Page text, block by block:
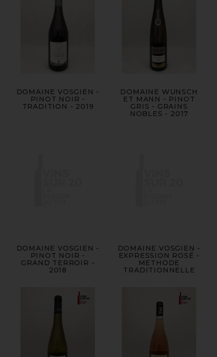
DOMAINE VOSGIEN -
PINOT NOIR -
TRADITION - 2019
DOMAINE WUNSCH
ET MANN - PINOT
GRIS - GRAINS
NOBLES - 2017
DOMAINE VOSGIEN -
PINOT NOIR -
GRAND TERROIR -
2018
DOMAINE VOSGIEN -
EXPRESSION ROSÉ -
METHODE
TRADITIONNELLE